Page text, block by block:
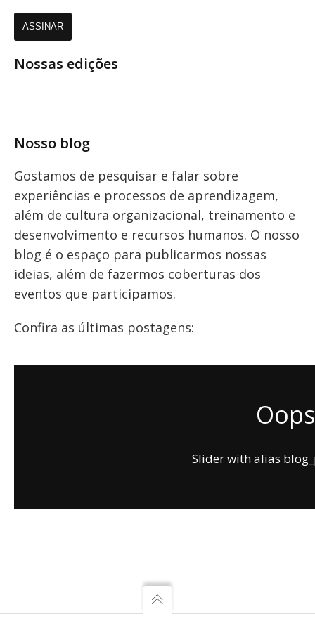
Nossas edições
Nosso blog
Gostamos de pesquisar e falar sobre
experiências e processos de aprendizagem,
além de cultura organizacional, treinamento e
desenvolvimento e recursos humanos. O nosso
blog é o espaço para publicarmos nossas
ideias, além de fazermos coberturas dos
eventos que participamos.
Confira as últimas postagens:
Slider with alias